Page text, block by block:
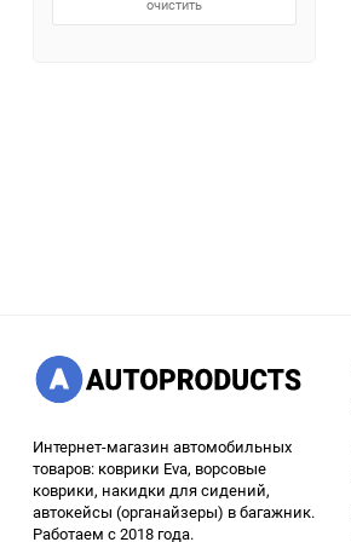
очистить
Интернет-магазин автомобильных
товаров: коврики Eva, ворсовые
коврики, накидки для сидений,
автокейсы (органайзеры) в багажник.
Работаем с 2018 года.